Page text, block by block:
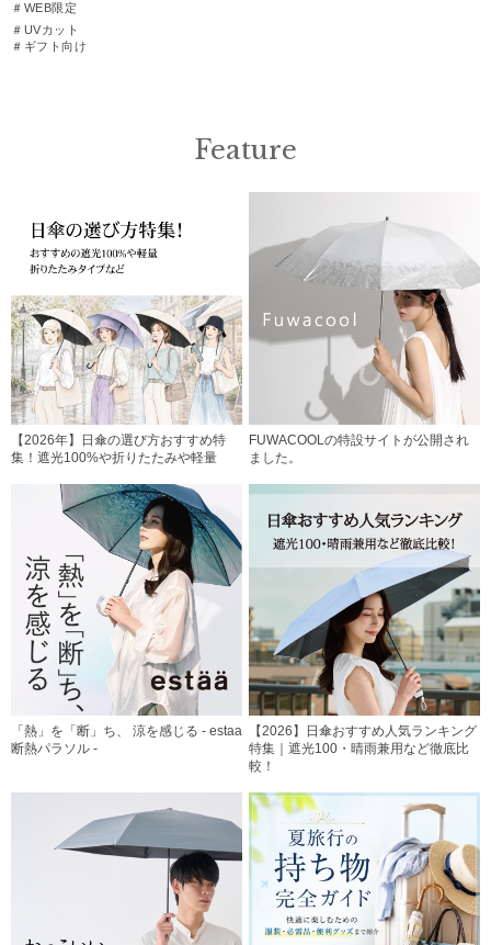
＃WEB限定
＃UVカット
＃ギフト向け
Feature
【2026年】日傘の選び方おすすめ特
集！遮光100%や折りたたみや軽量
FUWACOOLの特設サイトが公開され
ました。
「熱」を「断」ち、 涼を感じる - estaa
断熱パラソル -
【2026】日傘おすすめ人気ランキング
特集｜遮光100・晴雨兼用など徹底比
較！